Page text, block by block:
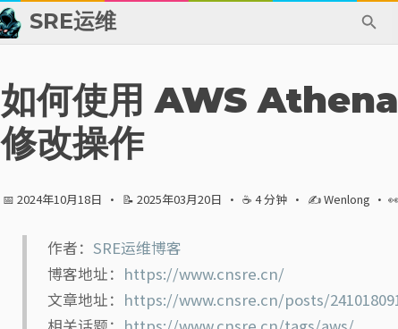
SRE运维
👬 友情链接
📈 热点新闻
💬 留言板
🙈 关于博主
如何使用 AWS Athena
修改操作
📅 2024年10月18日 · 📝 2025年03月20日 · ☕ 4 分钟 · ✍ Wenlong · 👀
作者： SRE运维博客
博客地址： https://www.cnsre.cn/
文章地址： https://www.cnsre.cn/posts/